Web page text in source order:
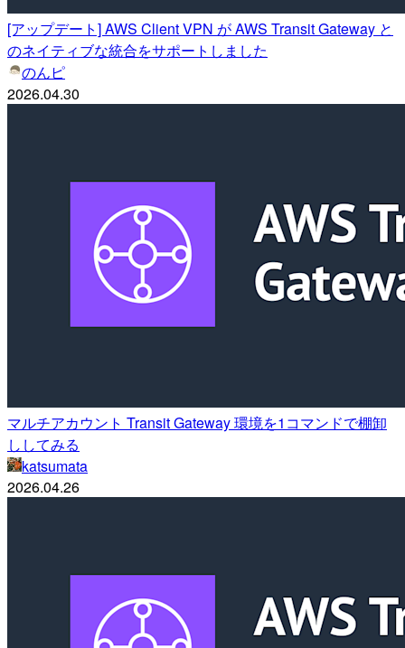
[アップデート] AWS Client VPN が AWS Transit Gateway と
のネイティブな統合をサポートしました
のんピ
2026.04.30
マルチアカウント Transit Gateway 環境を1コマンドで棚卸
ししてみる
katsumata
2026.04.26